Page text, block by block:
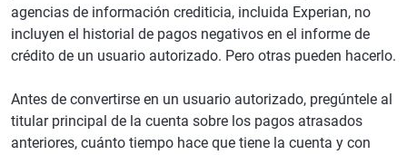
agencias de información crediticia, incluida Experian, no
incluyen el historial de pagos negativos en el informe de
crédito de un usuario autorizado. Pero otras pueden hacerlo.
Antes de convertirse en un usuario autorizado, pregúntele al
titular principal de la cuenta sobre los pagos atrasados
anteriores, cuánto tiempo hace que tiene la cuenta y con